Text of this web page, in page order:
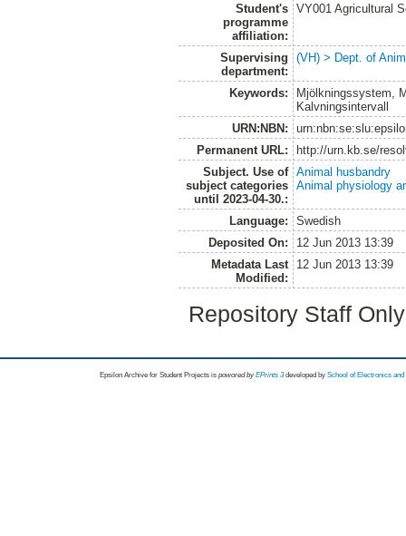
Student's
programme
affiliation:
VY001 Agricultural
Supervising
department:
(VH) > Dept. of
Keywords:
Mjölkningssystem,
Kalvningsintervall
URN:NBN:
Permanent URL:
http://urn.kb.se/
Subject. Use of
subject categories
until 2023-04-30.:
Animal husbandry
Animal physiology
Language:
Swedish
Deposited On:
12 Jun 2013 13:39
Metadata Last
Modified:
12 Jun 2013 13:39
Repository Staff
Epsilon Archive for Student Projects is powored byEPrints 3 developed by School of Electronics